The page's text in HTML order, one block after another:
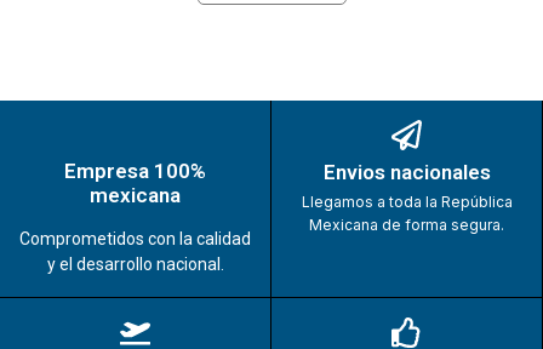
Empresa 100%
mexicana
Comprometidos con la calidad
y el desarrollo nacional.
Envios nacionales
Llegamos a toda la República
Mexicana de forma segura.